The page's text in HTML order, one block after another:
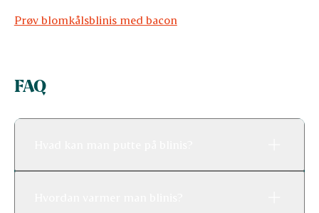
Prøv blomkålsblinis med bacon
FAQ